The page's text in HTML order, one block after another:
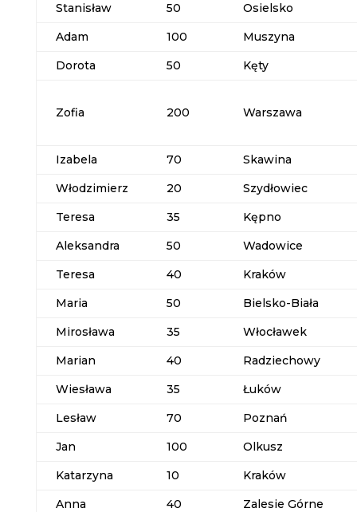
Stanisław
50
Osielsko
Adam
100
Muszyna
Dorota
50 Kęty
Zofia 200 Warszawa
Izabela 70
Skawina
Włodzimierz
20
Szydłowiec
Teresa
35
Kępno
Aleksandra
50
Wadowice
Teresa
40
Kraków
Maria
50
Bielsko-Biała
Mirosława
35
Włocławek
Marian
40
Radziechowy
Wiesława
35
Łuków
Lesław
70
Poznań
Jan
100
Olkusz
Katarzyna
10
Kraków
Anna
40
Zalesie Górne